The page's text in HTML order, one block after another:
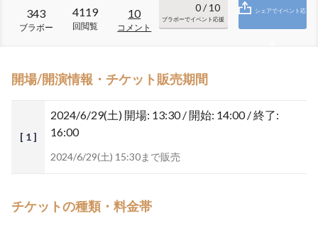
343
ブラボー
4119
回閲覧
10
コメント
0/ 10
ブラボーでイベント応援
シェアでイベント応
開場/開演情報・チケット販売期間
[ 1 ]
2024/6/29(土) 開場: 13:30 / 開始: 14:00 / 終了:
16:00
2024/6/29(土) 15:30まで販売
チケットの種類・料金帯